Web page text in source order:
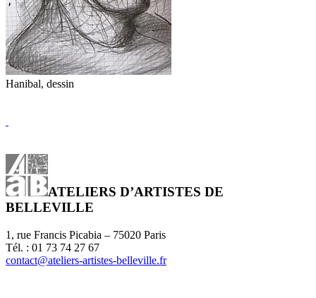
Hanibal, dessin
ATELIERS D’ARTISTES DE
BELLEVILLE
1, rue Francis Picabia – 75020 Paris
Tél. : 01 73 74 27 67
contact@ateliers-artistes-belleville.fr